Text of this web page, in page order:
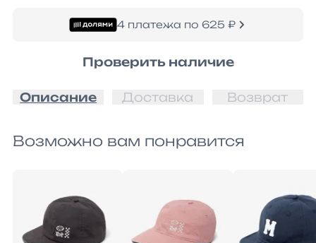
4 платежа по 625 ₽
Проверить наличие
Описание Доставка Возврат
Возможно вам понравится